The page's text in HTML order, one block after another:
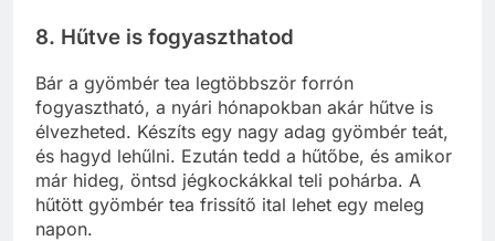
8. Hűtve is fogyaszthatod
Bár a gyömbér tea legtöbbször forrón
fogyasztható, a nyári hónapokban akár hűtve is
élvezheted. Készíts egy nagy adag gyömbér teát,
és hagyd lehűlni. Ezután tedd a hűtőbe, és amikor
már hideg, öntsd jégkockákkal teli pohárba. A
hűtött gyömbér tea frissítő ital lehet egy meleg
napon.